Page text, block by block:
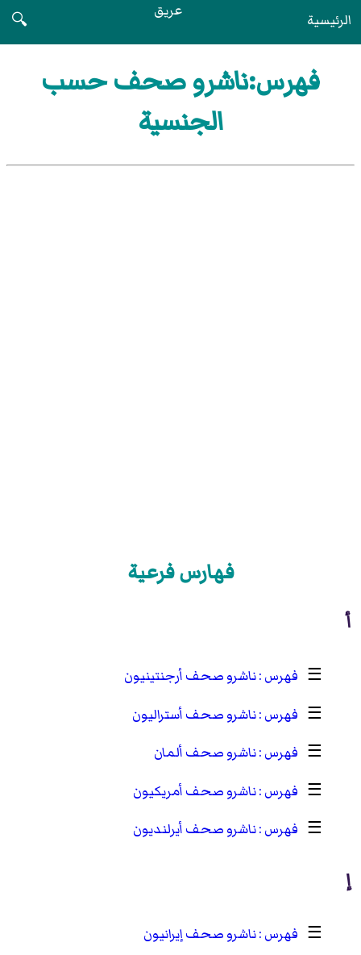
الرئيسية عريق
🔍
فهرس:ناشرو صحف حسب
الجنسية
فهارس فرعية
أ
☰
ناشرو صحف أرجنتينيون
☰
ناشرو صحف أستراليون
☰
ناشرو صحف ألمان
☰
ناشرو صحف أمريكيون
☰
ناشرو صحف أيرلنديون
إ
☰
ناشرو صحف إيرانيون